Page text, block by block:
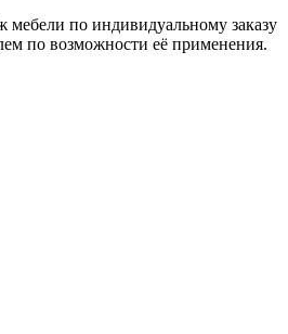
по индивидуальному заказу
по возможности её применения.